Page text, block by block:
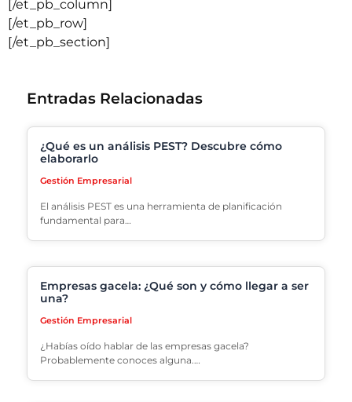
[/et_pb_column]
[/et_pb_row]
[/et_pb_section]
Entradas Relacionadas
¿Qué es un análisis PEST? Descubre cómo
elaborarlo
Gestión Empresarial
El análisis PEST es una herramienta de planificación
fundamental para…
Empresas gacela: ¿Qué son y cómo llegar a ser
una?
Gestión Empresarial
¿Habías oído hablar de las empresas gacela?
Probablemente conoces alguna.…